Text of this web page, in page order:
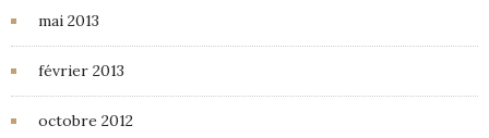
mai 2013
février 2013
octobre 2012